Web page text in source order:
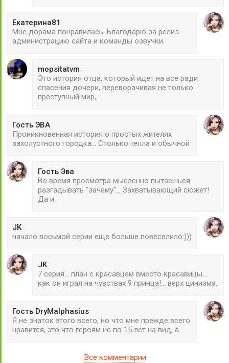
Екатерина81
Мне дорама понравилась. Благодарю за релиз
администрацию сайта и команды озвучки.
mopsitatvm
Это история отца, который идет на все ради
спасения дочери, переворачивая не только
преступный мир,
Гость ЭВА
Проникновенная история о простых жителях
захолустного городка... Столько тепла и обычной
Гость Эва
Во время просмотра мысленно пытаешься
разгадывать "зачему"... Захватывающий сюжет!
Да и
JK
начало восьмой серии еще больше повеселило:)))
JK
7 серия... план с красавцем вместо красавицы...
как он играл на чувствах 9 принца!... верх цинизма,
Гость DryMalphasius
Я не знаток этого всего, но что мне прежде всего
нравится, это что героям не по 15 лет на вид, а
Все комментарии